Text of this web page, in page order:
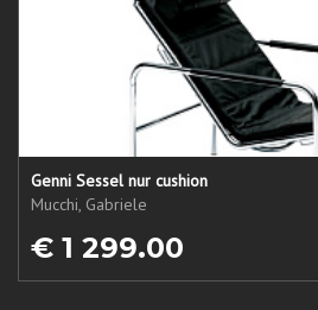
Genni Sessel nur cushion
Mucchi, Gabriele
€ 1 299.00